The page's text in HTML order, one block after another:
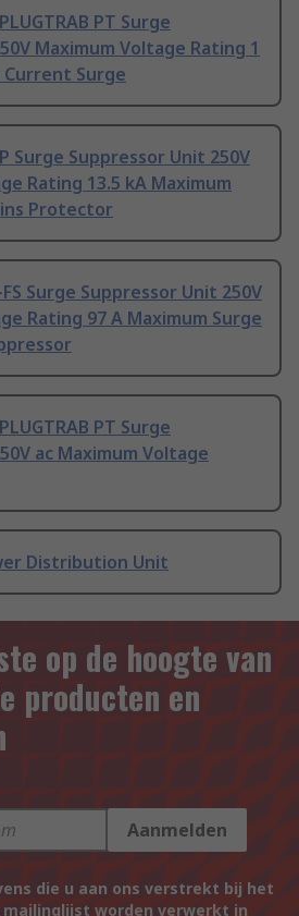
PT Surge
Maximum Voltage Rating 1
Current Surge
Surge Suppressor Unit 250V
Rating 13.5 kA Maximum
Protector
Surge Suppressor Unit 250V
Rating 97 A Maximum Surge
PT Surge
ac Maximum Voltage
Distribution Unit
op de hoogte van
producten en
Aanmelden
die u aan ons verstrekt bij het
mailinglijst worden verwerkt in